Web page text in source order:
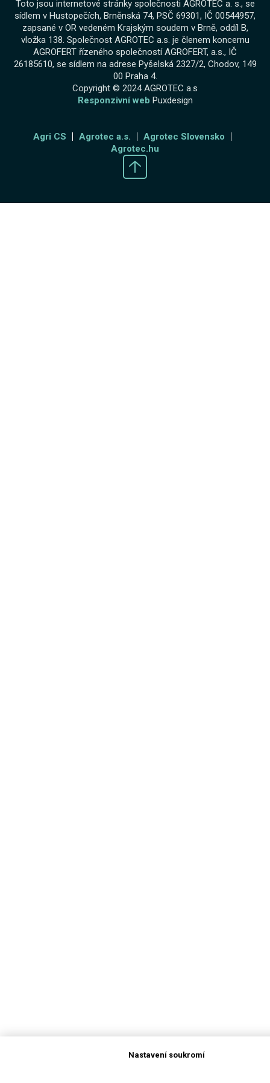
Toto jsou internetové stránky společnosti AGROTEC a. s., se
sídlem v Hustopečích, Brněnská 74, PSČ 69301, IČ 00544957,
zapsané v OR vedeném Krajským soudem v Brně, oddíl B,
vložka 138. Společnost AGROTEC a.s. je členem koncernu
AGROFERT řízeného společností AGROFERT, a.s., IČ
26185610, se sídlem na adrese Pyšelská 2327/2, Chodov, 149
00 Praha 4.
Copyright © 2024 AGROTEC a.s
Responzivní web Puxdesign
Agri CS Agrotec a.s.
Agrotec Slovensko
Agrotec.hu
Nastavení soukromí